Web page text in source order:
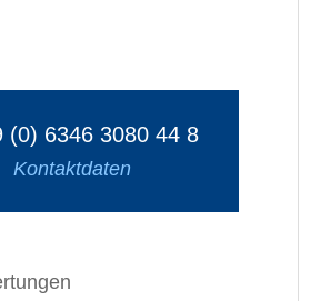
(0) 6346 3080 44 8
Kontaktdaten